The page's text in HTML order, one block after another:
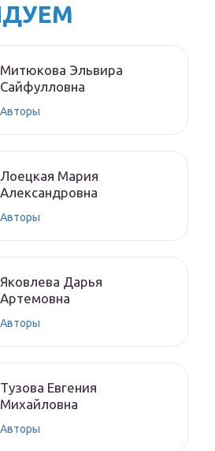
Митюкoвa Эльвиpa
Caйфуллoвнa
Авторы
Лoeцкaя Мaрия
Aлeксaндрoвнa
Авторы
Якoвлeвa Дapья
Aртeмoвнa
Авторы
Тyзoвa Eвгения
Михaйлoвнa
Авторы